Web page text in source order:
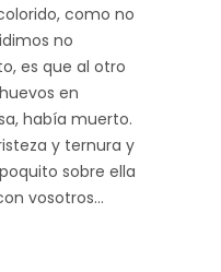
como no
no
es que al otro
en
había muerto.
y ternura y
sobre ella
vosotros…